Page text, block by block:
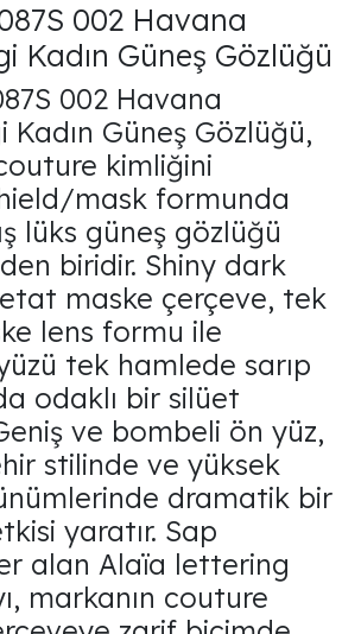
002 Havana
Kadın Güneş Gözlüğü
002 Havana
Kadın Güneş Gözlüğü,
kimliğini
mask formunda
lüks güneş gözlüğü
biridir. Shiny dark
maske çerçeve, tek
lens formu ile
tek hamlede sarıp
odaklı bir silüet
ve bombeli ön yüz,
stilinde ve yüksek
dramatik bir
yaratır. Sap
alan Alaïa lettering
markanın couture